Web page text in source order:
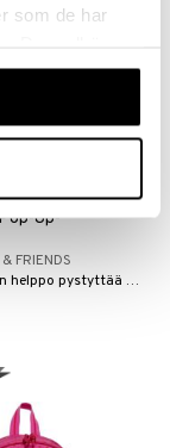
som de har
webbplats.
Up-
FRIENDS
Teltta, joka on helppo pystyttää ja ottaa mukaan kaikkialle.